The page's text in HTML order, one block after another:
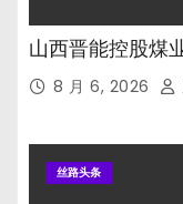
山西晋能控股煤
8 月 6, 2026
丝路头条